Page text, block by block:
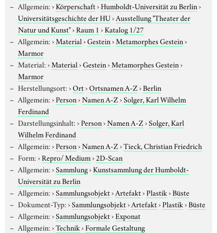
Allgemein:›Körperschaft›Humboldt-Universität zu Berlin›
Universitätsgeschichte der HU›Ausstellung "Theater der
Natur und Kunst"›Raum 1 ›Katalog 1/27
Allgemein:›Material›Gestein›Metamorphes Gestein›
Marmor
Material:›Material›Gestein›Metamorphes Gestein›
Marmor
Herstellungsort:›Ort›Ortsnamen A-Z›Berlin
Allgemein:›Person›Namen A-Z›Solger, Karl Wilhelm
Ferdinand
Darstellungsinhalt:›Person›Namen A-Z›Solger, Karl
Wilhelm Ferdinand
Allgemein:›Person›Namen A-Z›Tieck, Christian Friedrich
Form:›Repro/ Medium›2D-Scan
Allgemein:›Sammlung›Kunstsammlung der Humboldt-
Universität zu Berlin
Allgemein:›Sammlungsobjekt›Artefakt›Plastik›Büste
Dokument-Typ:›Sammlungsobjekt›Artefakt›Plastik›Büste
Allgemein:›Sammlungsobjekt›Exponat
Allgemein:›Technik›Formale Gestaltung